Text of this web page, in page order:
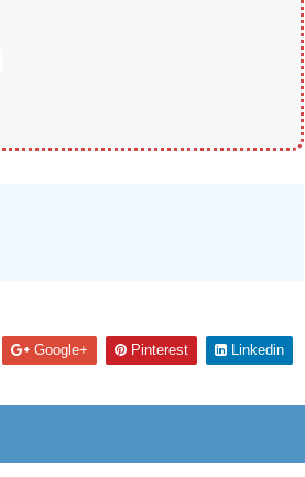
Google+ Pinterest Linkedin